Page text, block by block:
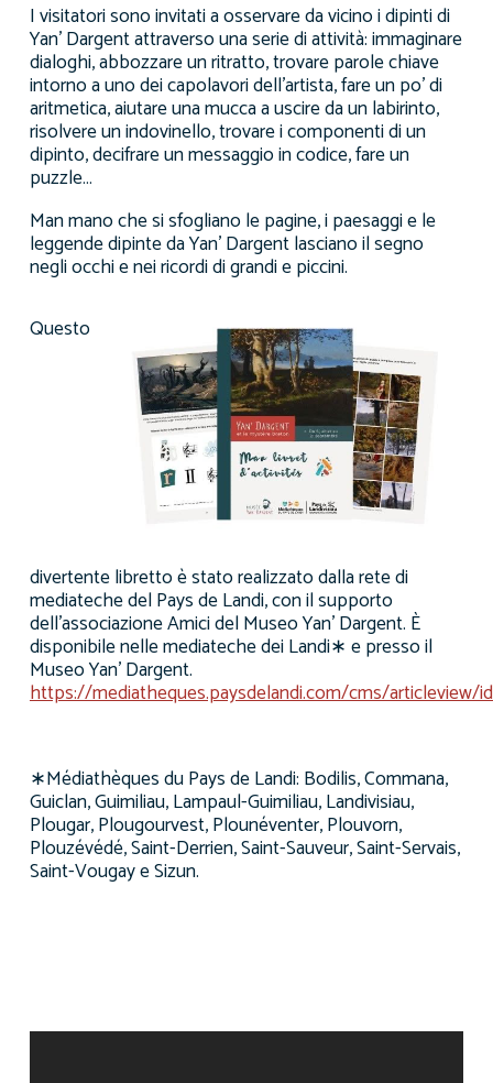
I visitatori sono invitati a osservare da vicino i dipinti di
Yan’ Dargent attraverso una serie di attività: immaginare
dialoghi, abbozzare un ritratto, trovare parole chiave
intorno a uno dei capolavori dell’artista, fare un po’ di
aritmetica, aiutare una mucca a uscire da un labirinto,
risolvere un indovinello, trovare i componenti di un
dipinto, decifrare un messaggio in codice, fare un
puzzle…
Man mano che si sfogliano le pagine, i paesaggi e le
leggende dipinte da Yan’ Dargent lasciano il segno
negli occhi e nei ricordi di grandi e piccini.
Questo
divertente libretto è stato realizzato dalla rete di
mediateche del Pays de Landi, con il supporto
dell’associazione Amici del Museo Yan’ Dargent. È
disponibile nelle mediateche dei Landi∗ e presso il
Museo Yan’ Dargent.
https://mediatheques.paysdelandi.com/cms/articleview/
∗Médiathèques du Pays de Landi: Bodilis, Commana,
Guiclan, Guimiliau, Lampaul-Guimiliau, Landivisiau,
Plougar, Plougourvest, Plounéventer, Plouvorn,
Plouzévédé, Saint-Derrien, Saint-Sauveur, Saint-Servais,
Saint-Vougay e Sizun.